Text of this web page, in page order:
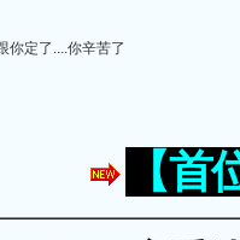
你定了....你辛苦了
【